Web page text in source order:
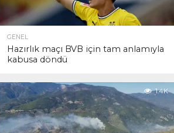
GENEL
Hazırlık maçı BVB için tam anlamıyla
kabusa döndü
1.4K